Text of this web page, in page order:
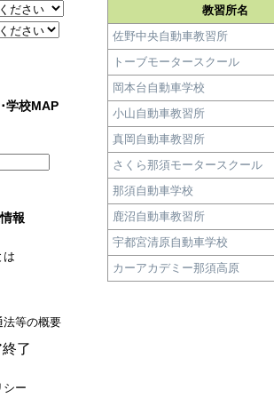
学校MAP
報
は
法等の概要
シー
教習所名
佐野中央自動車教習所
トーブモータースクール
岡本台自動車学校
小山自動車教習所
真岡自動車教習所
さくら那須モータースクール
那須自動車学校
鹿沼自動車教習所
宇都宮清原自動車学校
カーアカデミー那須高原